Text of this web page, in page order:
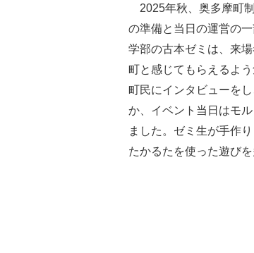
2025年秋、奥多摩町
の準備と当日の運営の
学部の古本ゼミは、来
町と感じてもらえるよ
町民にインタビューを
か、イベント当日はモ
ました。ゼミ生が手作
たかるたを使った遊び